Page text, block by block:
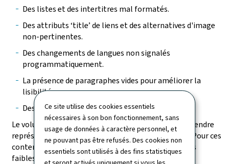
Ce site utilise des cookies essentiels
nécessaires à son bon fonctionnement, sans
usage de données à caractère personnel, et
ne pouvant pas être refusés. Des cookies non
essentiels sont utilisés à des fins statistiques
Des listes et des intertitres mal formatés.
Des attributs ‘title’ de liens et des alternatives d'image
non-pertinentes.
Des changements de langues non signalés
programmatiquement.
La présence de paragraphes vides pour améliorer la
lisibilité.
Des tableaux incorrectement structurés.
Le volume des pages à vérifier et des contenus à reprendre
représente une charge de travail trop conséquente. Pour ces
contenus, il a été vérifié que, bien que présentant des
faiblesses de structuration, les non-conformités les